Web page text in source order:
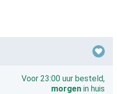
Voor 23:00 uur besteld,
morgen in huis